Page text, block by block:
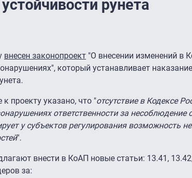
рунета
внесен законопроект "О внесении изменений в
который устанавливает
проекту указано, что "отсутствие в Кодексе
ответственности за несоблюдение
у субъектов регулирования возможность
".
внести в КоАП новые статьи: 13.41,
за: